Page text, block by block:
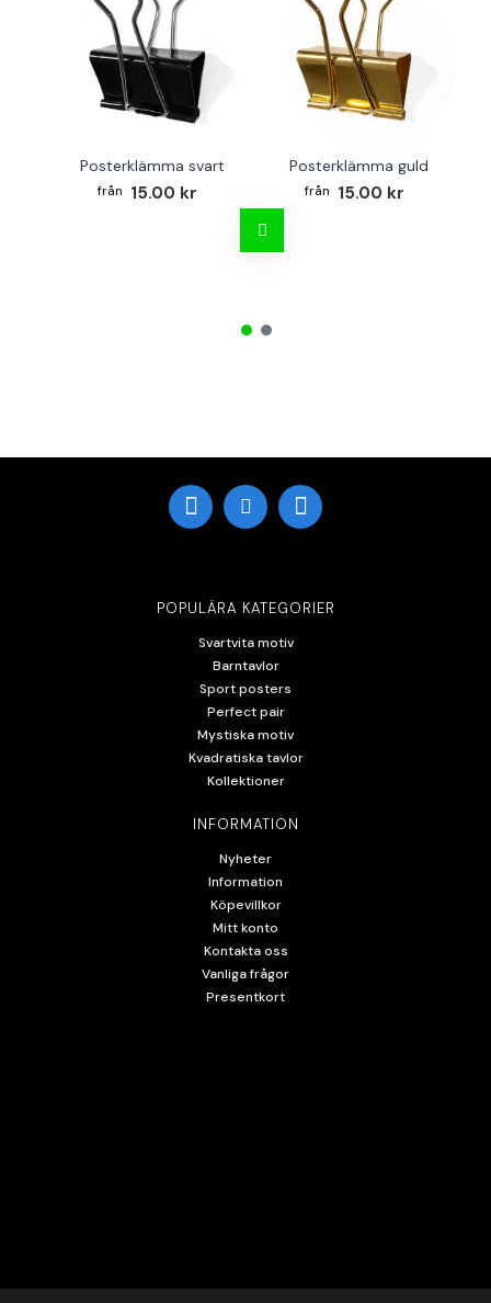
Posterklämma svart
15.00 kr
Posterklämma guld
15.00 kr
POPULÄRA KATEGORIER
Svartvita motiv
Barntavlor
Sport posters
Perfect pair
Mystiska motiv
Kvadratiska tavlor
Kollektioner
INFORMATION
Nyheter
Information
Köpevillkor
Mitt konto
Kontakta oss
Vanliga frågor
Presentkort